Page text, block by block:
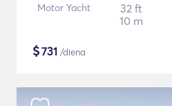
Motor Yacht
32 ft
10 m
$731 /diena